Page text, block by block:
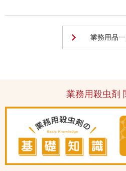
業務用品
業務用殺虫剤